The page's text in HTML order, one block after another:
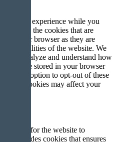
your experience while you
of these, the cookies that are
on your browser as they are
functionalities of the website. We
us analyze and understand how
will be stored in your browser
the option to opt-out of these
these cookies may affect your
essential for the website to
includes cookies that ensures